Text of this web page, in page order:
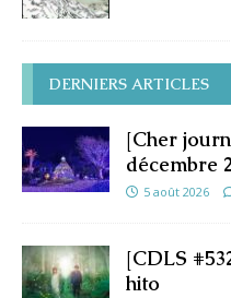
DERNIERS ARTICLES
[Cher
décembre
5 août 2026
[CDLS
hito